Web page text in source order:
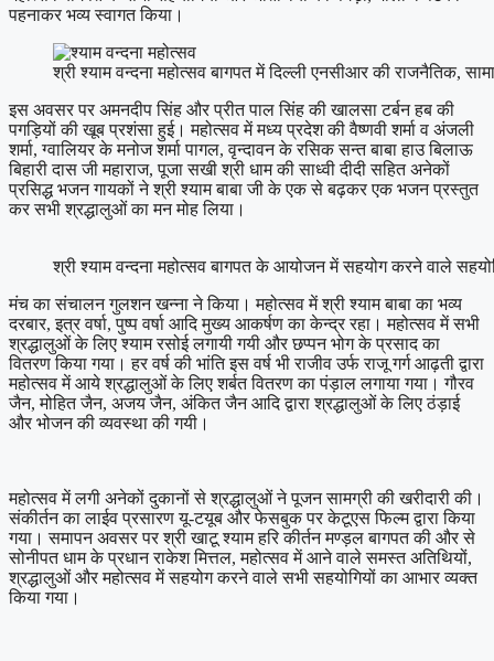
पहनाकर भव्य स्वागत किया।
श्री श्याम वन्दना महोत्सव बागपत में दिल्ली एनसीआर की राजनैतिक,
इस अवसर पर अमनदीप सिंह और प्रीत पाल सिंह की खालसा टर्बन हब की
पगड़ियों की खूब प्रशंसा हुई। महोत्सव में मध्य प्रदेश की वैष्णवी शर्मा व अंजली
शर्मा, ग्वालियर के मनोज शर्मा पागल, वृन्दावन के रसिक सन्त बाबा हाउ बिलाऊ
बिहारी दास जी महाराज, पूजा सखी श्री धाम की साध्वी दीदी सहित अनेकों
प्रसिद्ध भजन गायकों ने श्री श्याम बाबा जी के एक से बढ़कर एक भजन प्रस्तुत
कर सभी श्रद्धालुओं का मन मोह लिया।
श्री श्याम वन्दना महोत्सव बागपत के आयोजन में सहयोग करने वाले
मंच का संचालन गुलशन खन्ना ने किया। महोत्सव में श्री श्याम बाबा का भव्य
दरबार, इत्र वर्षा, पुष्प वर्षा आदि मुख्य आकर्षण का केन्द्र रहा। महोत्सव में सभी
श्रद्धालुओं के लिए श्याम रसोई लगायी गयी और छप्पन भोग के प्रसाद का
वितरण किया गया। हर वर्ष की भांति इस वर्ष भी राजीव उर्फ राजू गर्ग आढ़ती द्वारा
महोत्सव में आये श्रद्धालुओं के लिए शर्बत वितरण का पंड़ाल लगाया गया। गौरव
जैन, मोहित जैन, अजय जैन, अंकित जैन आदि द्वारा श्रद्धालुओं के लिए ठंड़ाई
और भोजन की व्यवस्था की गयी।
महोत्सव में लगी अनेकों दुकानों से श्रद्धालुओं ने पूजन सामग्री की खरीदारी की।
संकीर्तन का लाईव प्रसारण यू-टयूब और फेसबुक पर केटूएस फिल्म द्वारा किया
गया। समापन अवसर पर श्री खाटू श्याम हरि कीर्तन मण्ड़ल बागपत की और से
सोनीपत धाम के प्रधान राकेश मित्तल, महोत्सव में आने वाले समस्त अतिथियों,
श्रद्धालुओं और महोत्सव में सहयोग करने वाले सभी सहयोगियों का आभार व्यक्त
किया गया।